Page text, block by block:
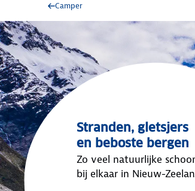
Camper
Stranden, gletsjers
en beboste bergen
Zo veel natuurlijke
bij elkaar in Nieuw-